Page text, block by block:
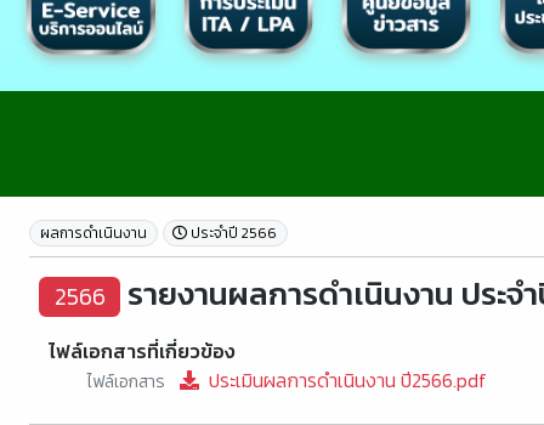
ผลการดำเนินงาน ประจำปี 2566
2566 รายงานผลการดำเนินงาน ประจ
ไฟล์เอกสารที่เกี่ยวข้อง
ไฟล์เอกสาร ประเมินผลการดำเนินงาน ปี2566.pdf